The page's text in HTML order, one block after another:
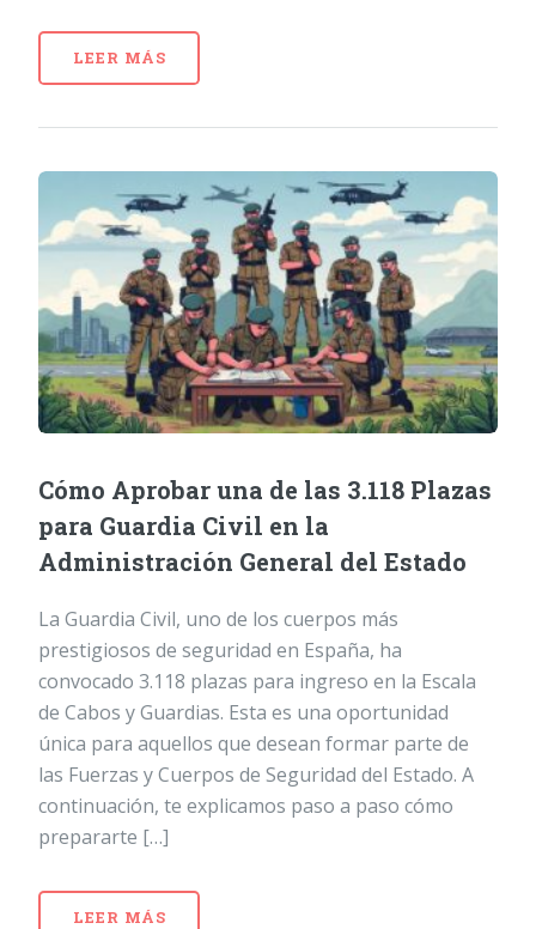
LEER MÁS
Cómo Aprobar una de las 3.118 Plazas
para Guardia Civil en la
Administración General del Estado
La Guardia Civil, uno de los cuerpos más
prestigiosos de seguridad en España, ha
convocado 3.118 plazas para ingreso en la Escala
de Cabos y Guardias. Esta es una oportunidad
única para aquellos que desean formar parte de
las Fuerzas y Cuerpos de Seguridad del Estado. A
continuación, te explicamos paso a paso cómo
prepararte […]
LEER MÁS